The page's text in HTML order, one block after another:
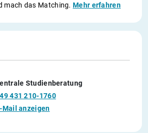
mach das Matching.Mehr erfahren
Studienberatung
431 210-1760
Mail anzeigen